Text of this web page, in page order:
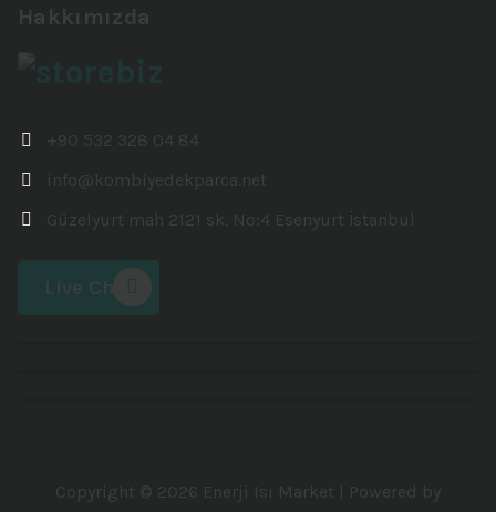
Hakkımızda
+90 532 328 04 84
info@kombiyedekparca.net
Güzelyurt mah 2121 sk. No:4 Esenyurt İstanbul
Live Chat
Copyright © 2026 Enerji Isı Market | Powered by